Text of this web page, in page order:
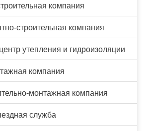
компания
строительная компания
утепления и гидроизоляции
компания
монтажная компания
служба